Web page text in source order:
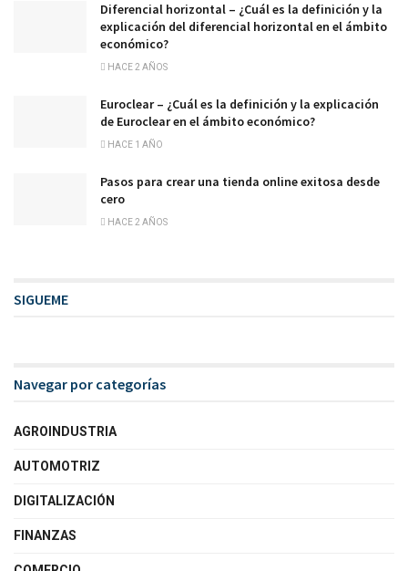
Diferencial horizontal – ¿Cuál es la definición y la
explicación del diferencial horizontal en el ámbito
económico?
HACE 2 AÑOS
Euroclear – ¿Cuál es la definición y la explicación
de Euroclear en el ámbito económico?
HACE 1 AÑO
Pasos para crear una tienda online exitosa desde
cero
HACE 2 AÑOS
SIGUEME
Navegar por categorías
AGROINDUSTRIA
AUTOMOTRIZ
DIGITALIZACIÓN
FINANZAS